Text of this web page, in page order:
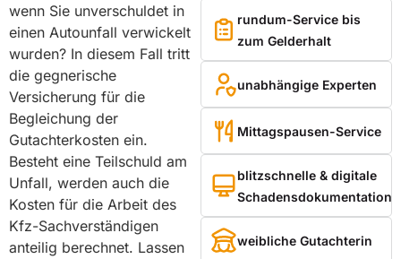
wenn Sie unverschuldet in
einen Autounfall verwickelt
wurden? In diesem Fall tritt
die gegnerische
Versicherung für die
Begleichung der
Gutachterkosten ein.
Besteht eine Teilschuld am
Unfall, werden auch die
Kosten für die Arbeit des
Kfz-Sachverständigen
anteilig berechnet. Lassen
rundum-Service bis
zum Gelderhalt
unabhängige Experten
Mittagspausen-Service
blitzschnelle & digitale
Schadensdokumentation
weibliche Gutachterin